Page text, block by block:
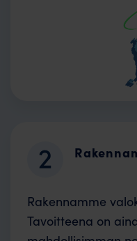
Rakennamme
Tavoitteena on